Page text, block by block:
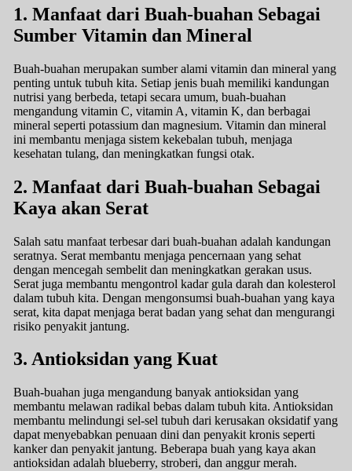
1. Manfaat dari Buah-buahan Sebagai
Sumber Vitamin dan Mineral
Buah-buahan merupakan sumber alami vitamin dan mineral yang
penting untuk tubuh kita. Setiap jenis buah memiliki kandungan
nutrisi yang berbeda, tetapi secara umum, buah-buahan
mengandung vitamin C, vitamin A, vitamin K, dan berbagai
mineral seperti potassium dan magnesium. Vitamin dan mineral
ini membantu menjaga sistem kekebalan tubuh, menjaga
kesehatan tulang, dan meningkatkan fungsi otak.
2. Manfaat dari Buah-buahan Sebagai
Kaya akan Serat
Salah satu manfaat terbesar dari buah-buahan adalah kandungan
seratnya. Serat membantu menjaga pencernaan yang sehat
dengan mencegah sembelit dan meningkatkan gerakan usus.
Serat juga membantu mengontrol kadar gula darah dan kolesterol
dalam tubuh kita. Dengan mengonsumsi buah-buahan yang kaya
serat, kita dapat menjaga berat badan yang sehat dan mengurangi
risiko penyakit jantung.
3. Antioksidan yang Kuat
Buah-buahan juga mengandung banyak antioksidan yang
membantu melawan radikal bebas dalam tubuh kita. Antioksidan
membantu melindungi sel-sel tubuh dari kerusakan oksidatif yang
dapat menyebabkan penuaan dini dan penyakit kronis seperti
kanker dan penyakit jantung. Beberapa buah yang kaya akan
antioksidan adalah blueberry, stroberi, dan anggur merah.